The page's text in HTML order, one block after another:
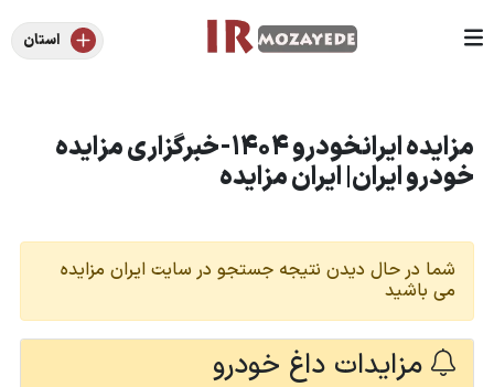
استان
مزایده ایرانخودرو 1404-خبرگزاری مزایده
خودرو ایران| ایران مزایده
شما در حال دیدن نتیجه جستجو در سایت ایران مزایده
می باشید
مزایدات داغ خودرو